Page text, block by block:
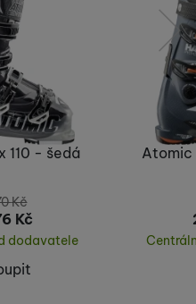
následující
110 - šedá
Kč
Kč
dodavatele
Atomic